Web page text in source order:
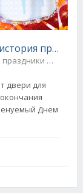
1 сентября День Знаний - история праздника
двери для
Днем